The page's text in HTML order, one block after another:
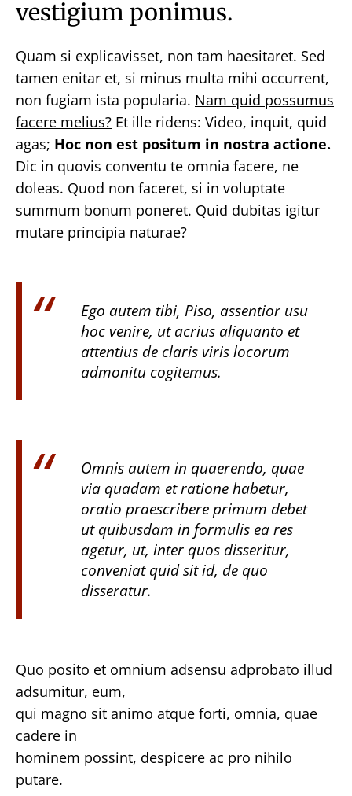
vestigium ponimus.
Quam si explicavisset, non tam haesitaret. Sed
tamen enitar et, si minus multa mihi occurrent,
non fugiam ista popularia. Nam quid possumus
facere melius? Et ille ridens: Video, inquit, quid
agas; Hoc non est positum in nostra actione.
Dic in quovis conventu te omnia facere, ne
doleas. Quod non faceret, si in voluptate
summum bonum poneret. Quid dubitas igitur
mutare principia naturae?
Ego autem tibi, Piso, assentior usu
hoc venire, ut acrius aliquanto et
attentius de claris viris locorum
admonitu cogitemus.
Omnis autem in quaerendo, quae
via quadam et ratione habetur,
oratio praescribere primum debet
ut quibusdam in formulis ea res
agetur, ut, inter quos disseritur,
conveniat quid sit id, de quo
disseratur.
Quo posito et omnium adsensu adprobato illud
adsumitur, eum,
qui magno sit animo atque forti, omnia, quae
cadere in
hominem possint, despicere ac pro nihilo
putare.